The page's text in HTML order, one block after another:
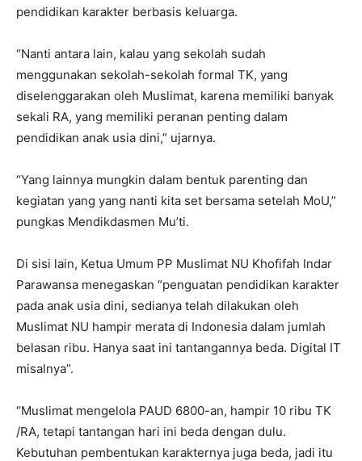
pendidikan karakter berbasis keluarga.
“Nanti antara lain, kalau yang sekolah sudah
menggunakan sekolah-sekolah formal TK, yang
diselenggarakan oleh Muslimat, karena memiliki banyak
sekali RA, yang memiliki peranan penting dalam
pendidikan anak usia dini,” ujarnya.
“Yang lainnya mungkin dalam bentuk parenting dan
kegiatan yang yang nanti kita set bersama setelah MoU,”
pungkas Mendikdasmen Mu’ti.
Di sisi lain, Ketua Umum PP Muslimat NU Khofifah Indar
Parawansa menegaskan “penguatan pendidikan karakter
pada anak usia dini, sedianya telah dilakukan oleh
Muslimat NU hampir merata di Indonesia dalam jumlah
belasan ribu. Hanya saat ini tantangannya beda. Digital IT
misalnya”.
“Muslimat mengelola PAUD 6800-an, hampir 10 ribu TK
/RA, tetapi tantangan hari ini beda dengan dulu.
Kebutuhan pembentukan karakternya juga beda, jadi itu